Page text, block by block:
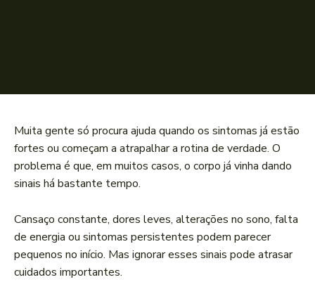
Muita gente só procura ajuda quando os sintomas já estão
fortes ou começam a atrapalhar a rotina de verdade. O
problema é que, em muitos casos, o corpo já vinha dando
sinais há bastante tempo.
Cansaço constante, dores leves, alterações no sono, falta
de energia ou sintomas persistentes podem parecer
pequenos no início. Mas ignorar esses sinais pode atrasar
cuidados importantes.